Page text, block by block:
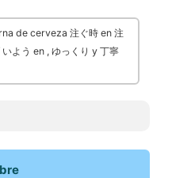
de cerveza 注ぐ時 en 注
よう en , ゆっくり y 丁寧